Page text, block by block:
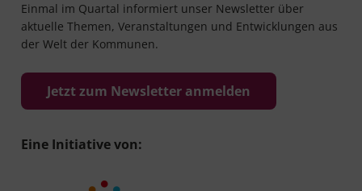
Einmal im Quartal informiert unser Newsletter über
aktuelle Themen, Veranstaltungen und Entwicklungen aus
der Welt der Kommunen.
Jetzt zum Newsletter anmelden
Eine Initiative von: